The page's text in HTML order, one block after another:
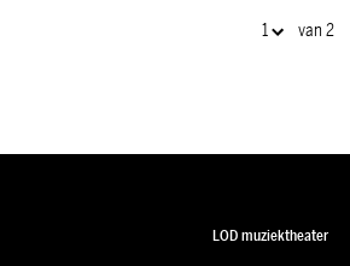
van 2
LOD muziektheater